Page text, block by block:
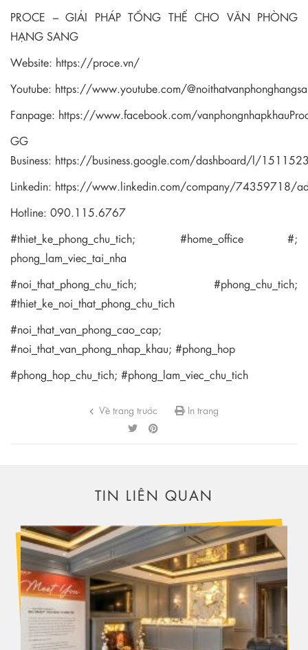
PROCE – GIẢI PHÁP TỔNG THỂ CHO VĂN PHÒNG
HẠNG SANG
Website: https://proce.vn/
Youtube: https://www.youtube.com/
Fanpage: https://www.facebook.com/
GG
Business: https://business.google.com/dashboard/l/
Linkedin: https://www.linkedin.com/company/74359718/
Hotline: 090.115.6767
#thiet_ke_phong_chu_tich; #home_office #;
phong_lam_viec_tai_nha
#noi_that_phong_chu_tich; #phong_chu_tich;
#thiet_ke_noi_that_phong_chu_tich
#noi_that_van_phong_cao_cap;
#noi_that_van_phong_nhap_khau; #phong_hop
#phong_hop_chu_tich; #phong_lam_viec_chu_tich
Về trang trước In trang
TIN LIÊN QUAN